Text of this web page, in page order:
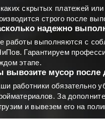
скрытых платежей или
строго после
надежно
работы выполняются с
Гарантируем
этапе.
вывозите мусор после
работники обязательно
За
и вывезем его на